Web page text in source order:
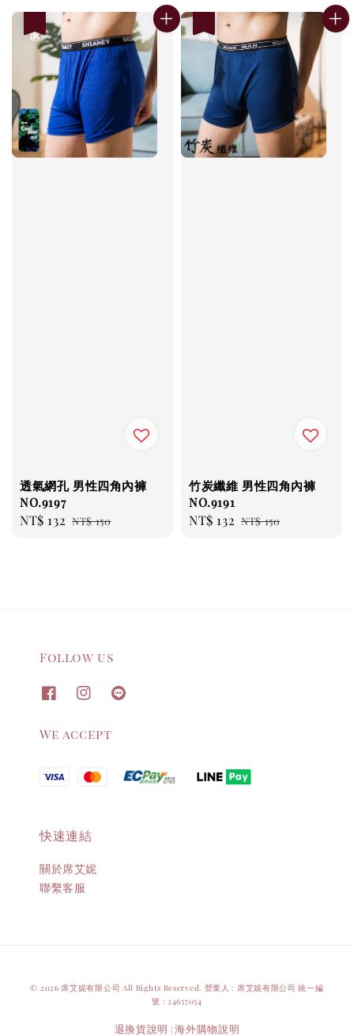
透氣網孔 男性四角內褲
NO.9197
Sale
NT$ 132 Regular
NT$ 150
竹炭纖維 男性四角內褲
NO.9191
Sale
NT$ 132 Regular
NT$ 150
Follow us
We accept
快速連結
關於席艾妮
聯繫客服
© 2026 席艾妮有限公司 All Rights Reserved. 營業人 : 席艾妮有限公司 統一編
號 : 24657054
退換貨說明 |海外購物說明